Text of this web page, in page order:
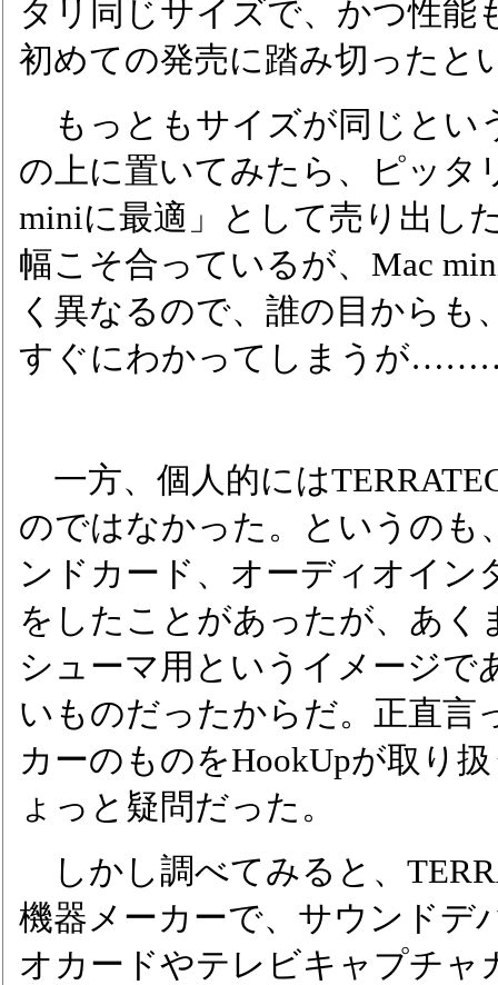
タリ同じサイズで、かつ性能
初めての発売に踏み切ったと
もっともサイズが同じとい
の上に置いてみたら、ピッタ
miniに最適」として売り出し
幅こそ合っているが、Mac
く異なるので、誰の目から
すぐにわかってしまうが
一方、個人的には
のではなかった。というのも
ンドカード、オーディオイン
をしたことがあったが、あ
シューマ用というイメージで
いものだったからだ。正直言
カーのものをHookUpが取り
ょっと疑問だった。
しかし調べてみると、
機器メーカーで、サウンドデ
オカードやテレビキャプチャ